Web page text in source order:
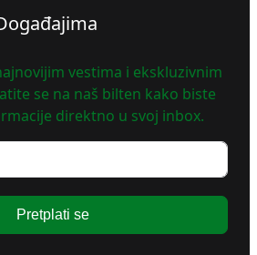
vestima i ekskluzivnim
se na naš bilten kako biste
direktno u svoj inbox.
Pretplati se